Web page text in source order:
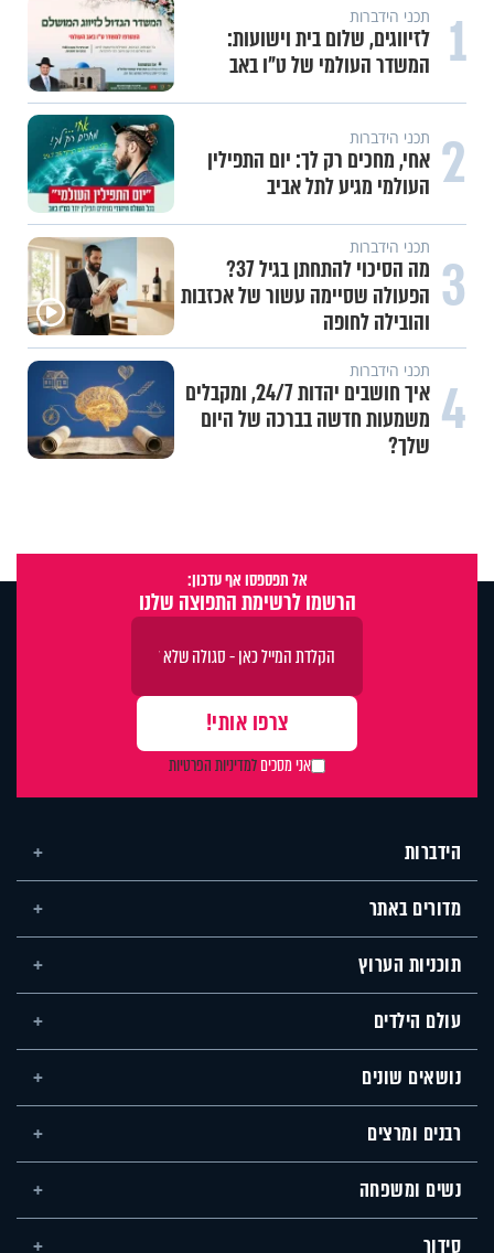
1 תכני הידברות
לזיווגים, שלום בית וישועות:
המשדר העולמי של ט"ו באב
2 תכני הידברות
אחי, מחכים רק לך: יום התפילין
העולמי מגיע לתל אביב
3 תכני הידברות
מה הסיכוי להתחתן בגיל 37?
הפעולה שסיימה עשור של אכזבות
והובילה לחופה
4 תכני הידברות
איך חושבים יהדות 24/7, ומקבלים
משמעות חדשה בברכה של היום
שלך?
אל תפספסו אף עדכון:
הרשמו לרשימת התפוצה שלנו
אני מסכיםלמדיניות הפרטיות
הידברות
מדורים באתר
תוכניות הערוץ
עולם הילדים
נושאים שונים
רבנים ומרצים
נשים ומשפחה
סידור